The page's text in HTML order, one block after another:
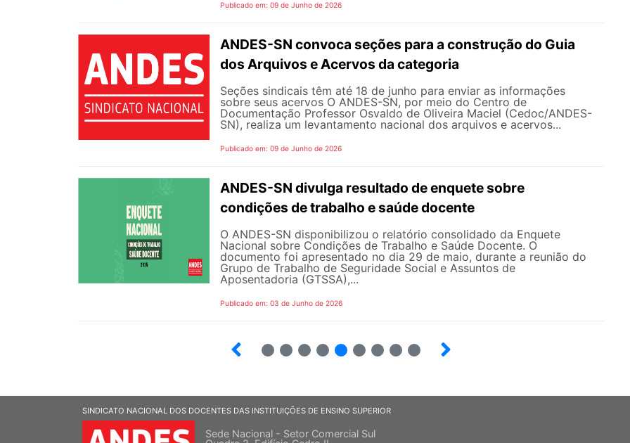
Publicado em: 09 de Junho de 2026
ANDES-SN convoca seções para a construção do Guia
dos Arquivos e Acervos da categoria
Seções sindicais têm até 18 de junho para enviar as informações
sobre seus acervos O ANDES-SN, por meio do Centro de
Documentação Professor Osvaldo de Oliveira Maciel (Cedoc/ANDES-
SN), realiza um levantamento nacional dos arquivos e acervos...
Publicado em: 09 de Junho de 2026
ANDES-SN divulga resultado de enquete sobre
condições de trabalho e saúde docente
O ANDES-SN disponibilizou o relatório consolidado da Enquete
Nacional sobre Condições de Trabalho e Saúde Docente. O
documento foi apresentado no dia 29 de maio, durante a reunião do
Grupo de Trabalho de Seguridade Social e Assuntos de
Aposentadoria (GTSSA),...
Publicado em: 03 de Junho de 2026
SINDICATO NACIONAL DOS DOCENTES DAS INSTITUIÇÕES DE ENSINO SUPERIOR
Sede Nacional - Setor Comercial Sul